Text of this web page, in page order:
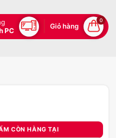
PC
Giỏ hàng
0
CÒN HÀNG TẠI